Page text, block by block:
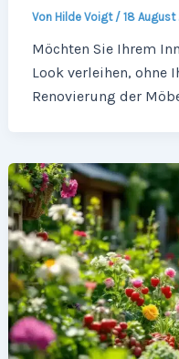
Von Hilde Voigt / 18
Möchten Sie Ihrem
Look verleihen, ohne
Renovierung der